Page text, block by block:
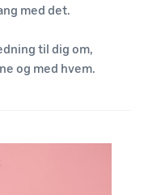
med det.
til dig om,
og med hvem.